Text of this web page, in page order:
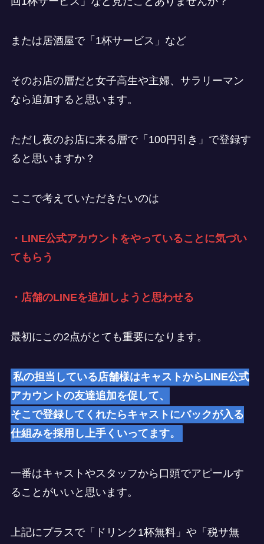
または居酒屋で「1杯サービス」など
そのお店の層だと女子高生や主婦、サラリーマン
なら追加すると思います。
ただし夜のお店に来る層で「100円引き」で登録す
ると思いますか？
ここで考えていただきたいのは
・LINE公式アカウントをやっていることに気づい
てもらう
・店舗のLINEを追加しようと思わせる
最初にこの2点がとても重要になります。
私の担当している店舗様はキャストからLINE公式
アカウントの友達追加を促して、
そこで登録してくれたらキャストにバックが入る
仕組みを採用し上手くいってます。
一番はキャストやスタッフから口頭でアピールす
ることがいいと思います。
上記にプラスで「ドリンク1杯無料」や「税サ無